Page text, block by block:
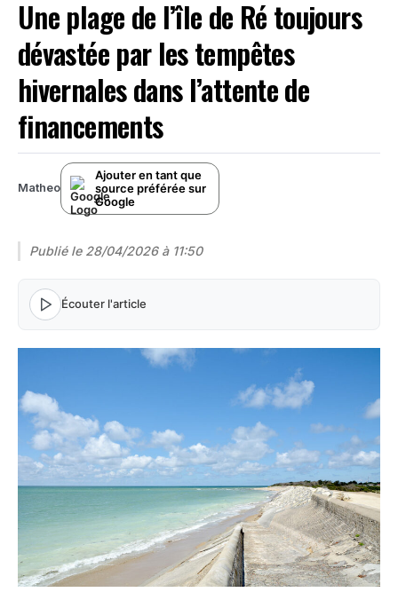
Une plage de l’île de Ré toujours
dévastée par les tempêtes
hivernales dans l’attente de
financements
Matheo
Ajouter en tant que
source préférée sur
Google
Publié le 28/04/2026 à 11:50
Écouter l'article